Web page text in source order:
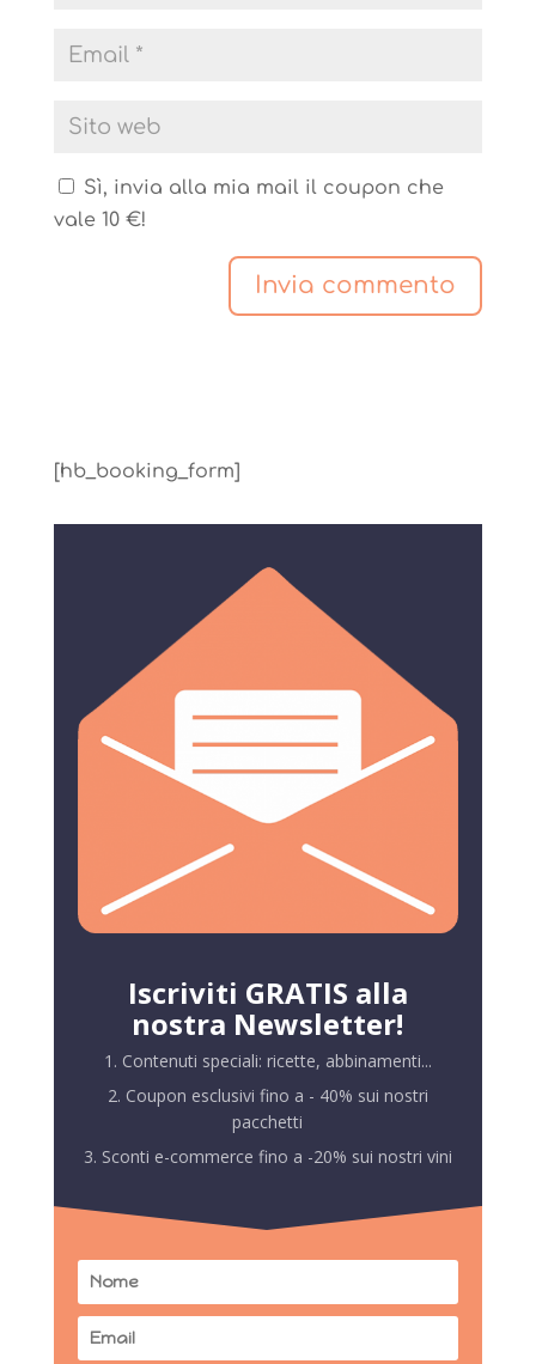
Sì, invia alla mia mail il coupon che
vale 10 €!
[hb_booking_form]
Iscriviti GRATIS alla
nostra Newsletter!
1. Contenuti speciali: ricette, abbinamenti...
2. Coupon esclusivi fino a - 40% sui nostri
pacchetti
3. Sconti e-commerce fino a -20% sui nostri vini